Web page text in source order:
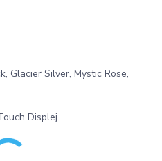
Glacier Silver, Mystic Rose,
Displej